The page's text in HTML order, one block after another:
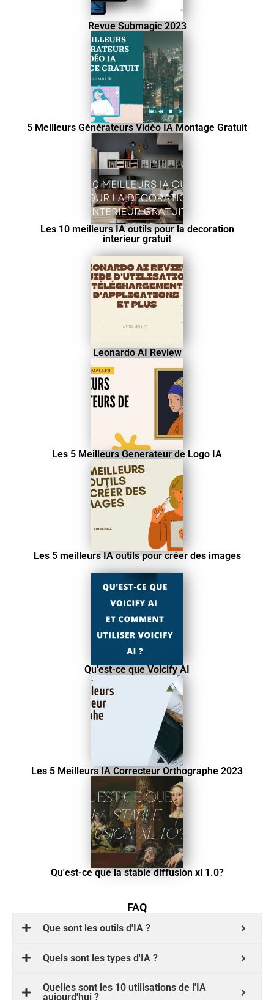
Revue Submagic 2023
5 Meilleurs Générateurs Vidéo IA Montage Gratuit
Les 10 meilleurs IA outils pour la decoration
interieur gratuit
Leonardo AI Review
Les 5 Meilleurs Generateur de Logo IA
Les 5 meilleurs IA outils pour créer des images
Qu'est-ce que Voicify AI
Les 5 Meilleurs IA Correcteur Orthographe 2023
Qu'est-ce que la stable diffusion xl 1.0?
FAQ
Que sont les outils d'IA ?
Quels sont les types d'IA ?
Quelles sont les 10 utilisations de l'IA
aujourd'hui ?